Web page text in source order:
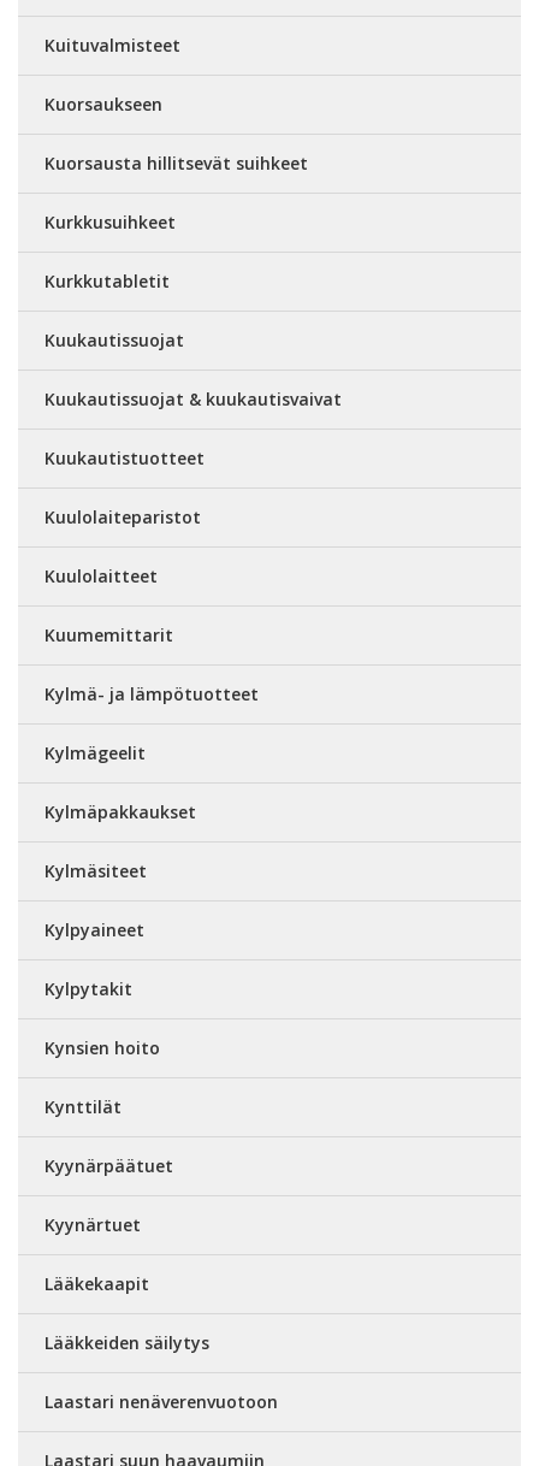
Kuituvalmisteet
Kuorsaukseen
Kuorsausta hillitsevät suihkeet
Kurkkusuihkeet
Kurkkutabletit
Kuukautissuojat
Kuukautissuojat & kuukautisvaivat
Kuukautistuotteet
Kuulolaiteparistot
Kuulolaitteet
Kuumemittarit
Kylmä- ja lämpötuotteet
Kylmägeelit
Kylmäpakkaukset
Kylmäsiteet
Kylpyaineet
Kylpytakit
Kynsien hoito
Kynttilät
Kyynärpäätuet
Kyynärtuet
Lääkekaapit
Lääkkeiden säilytys
Laastari nenäverenvuotoon
Laastari suun haavaumiin